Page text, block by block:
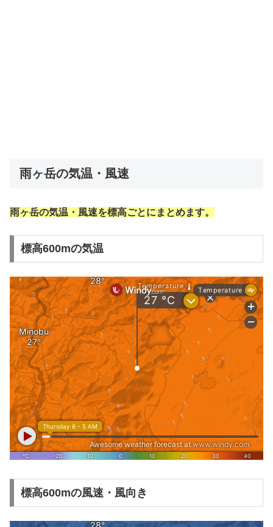
雨ヶ岳の気温・風速
雨ヶ岳の気温・風速を標高ごとにまとめます。
標高600mの気温
標高600mの風速・風向き